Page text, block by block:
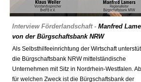
Interview Förderlandschaft - Manfred
von der Bürgschaftsbank NRW
Als Selbsthilfeeinrichtung der Wirtschaft
die Bürgschaftsbank NRW mittelständische
Unternehmen mit Sitz in Nordrhein-Westfalen.
für welchen Zweck ist die Bürgschaftsbank der